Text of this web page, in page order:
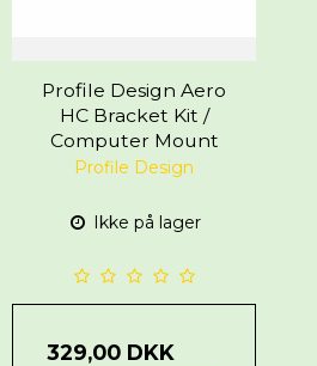
Profile Design Aero
HC Bracket Kit /
Computer Mount
Profile Design
Ikke på lager
329,00 DKK